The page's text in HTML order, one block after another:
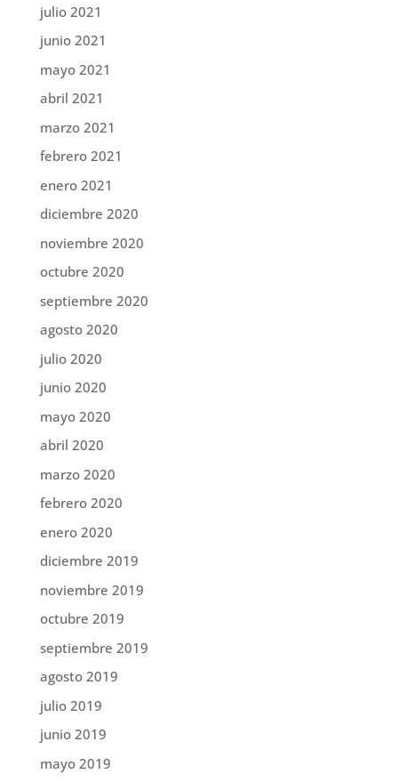
julio 2021
junio 2021
mayo 2021
abril 2021
marzo 2021
febrero 2021
enero 2021
diciembre 2020
noviembre 2020
octubre 2020
septiembre 2020
agosto 2020
julio 2020
junio 2020
mayo 2020
abril 2020
marzo 2020
febrero 2020
enero 2020
diciembre 2019
noviembre 2019
octubre 2019
septiembre 2019
agosto 2019
julio 2019
junio 2019
mayo 2019